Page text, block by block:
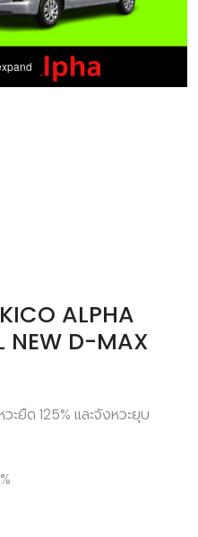
ALPHA
NEW D-MAX
ะยืด 125% และจังหวะยุบ